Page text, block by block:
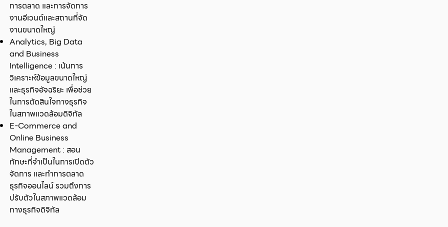
การตลาด และการจัดการ
งานอีเวนต์และสถานที่จัด
งานขนาดใหญ่
Analytics, Big Data
and Business
Intelligence : เน้นการ
วิเคราะห์ข้อมูลขนาดใหญ่
และธุรกิจอัจฉริยะ เพื่อช่วย
ในการตัดสินใจทางธุรกิจ
ในสภาพแวดล้อมดิจิทัล
E-Commerce and
Online Business
Management : สอน
ทักษะที่จำเป็นในการเปิดตัว
จัดการ และทำการตลาด
ธุรกิจออนไลน์ รวมถึงการ
ปรับตัวในสภาพแวดล้อม
ทางธุรกิจดิจิทัล